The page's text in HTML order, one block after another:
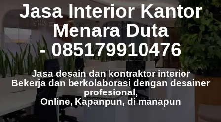
Jasa Interior Kantor
Menara Duta
- 085179910476
Jasa desain dan kontraktor interior
Bekerja dan berkolaborasi dengan desainer
profesional,
Online, Kapanpun, di manapun